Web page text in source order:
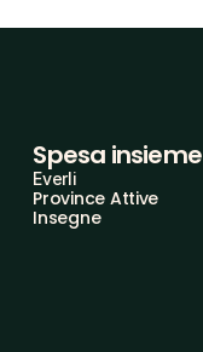
Spesa insieme
Everli
Province Attive
Insegne